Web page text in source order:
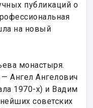
публикаций о
на новый
монастыря.
Ангел Ангелович
1970-х) и Вадим
советских